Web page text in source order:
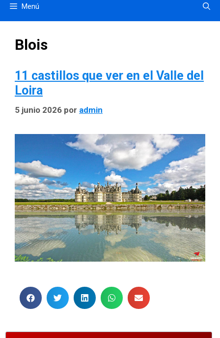
Menú
Blois
11 castillos que ver en el Valle del
Loira
5 junio 2026 por admin